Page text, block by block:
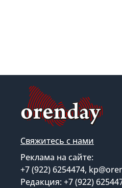
Свяжитесь с нами
Реклама на сайте:
+7 (922) 6254474,
Редакция: +7 (922)